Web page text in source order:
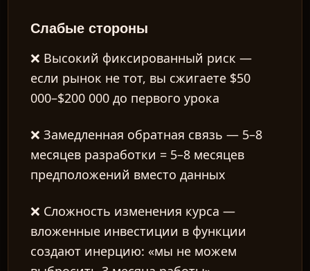
Слабые стороны
❌ Высокий фиксированный риск —
если рынок не тот, вы сжигаете $50
000–$200 000 до первого урока
❌Замедленная обратная связь — 5–8
месяцев разработки = 5–8 месяцев
предположений вместо данных
❌ Сложность изменения курса —
вложенные инвестиции в функции
создают инерцию: «мы не можем